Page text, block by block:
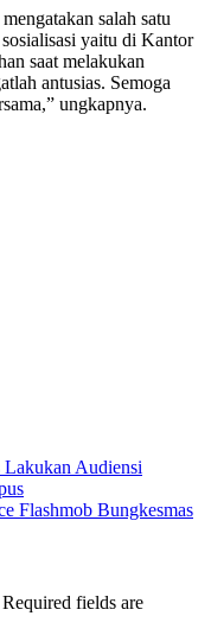
salah satu
yaitu di Kantor
saat melakukan
antusias. Semoga
ungkapnya.
Lakukan Audiensi
Flashmob Bungkesmas
Required fields are